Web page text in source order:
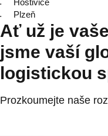
Hostivice
Plzeň
Ať už je
jsme vaší
logistickou
Prozkoumejte naše